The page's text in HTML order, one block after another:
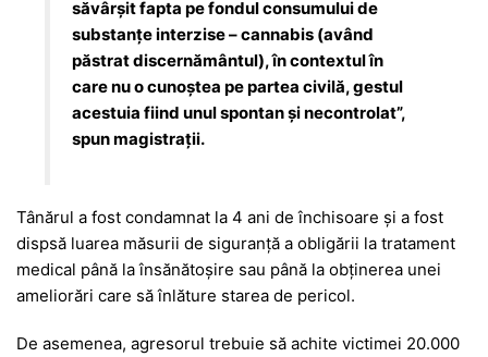
săvârşit fapta pe fondul consumului de
substanţe interzise – cannabis (având
păstrat discernământul), în contextul în
care nu o cunoştea pe partea civilă, gestul
acestuia fiind unul spontan şi necontrolat”,
spun magistrații.
Tânărul a fost condamnat la 4 ani de închisoare și a fost
dispsă luarea măsurii de siguranţă a obligării la tratament
medical până la însănătoşire sau până la obţinerea unei
ameliorări care să înlăture starea de pericol.
De asemenea, agresorul trebuie să achite victimei 20.000